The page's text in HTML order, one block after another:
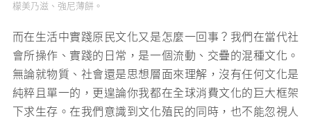
檬美乃滋、強尼薄餅。
而在生活中實踐原民文化又是怎麼一回事？我們在當代社
會所操作、實踐的日常，是一個流動、交疊的混種文化。
無論就物質、社會還是思想層面來理解，沒有任何文化是
純粹且單一的，更遑論你我都在全球消費文化的巨大框架
下求生存。在我們意識到文化殖民的同時，也不能忽視人